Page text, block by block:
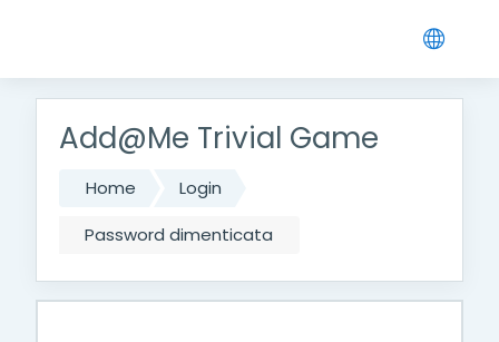
Add@Me Trivial Game
Home
Login
Password dimenticata